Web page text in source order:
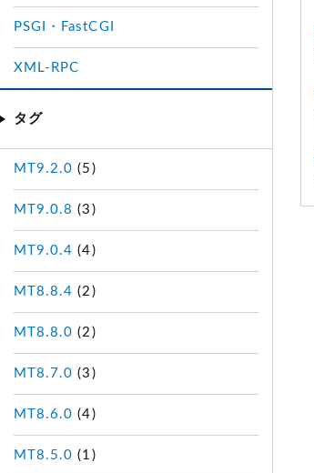
PSGI・FastCGI
XML-RPC
タグ
MT9.2.0 (5)
MT9.0.8 (3)
MT9.0.4 (4)
MT8.8.4 (2)
MT8.8.0 (2)
MT8.7.0 (3)
MT8.6.0 (4)
MT8.5.0 (1)